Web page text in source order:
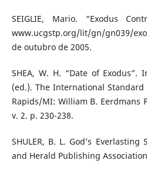
SEIGLIE, Mario. “Exodus
www.ucgstp.org/lit/gn/gn039/
de outubro de 2005.
SHEA, W. H. “Date of Exodus”.
(ed.). The International Standard
Rapids/MI: William B. Eerdmans
v. 2. p. 230-238.
SHULER, B. L. God’s
and Herald Publishing